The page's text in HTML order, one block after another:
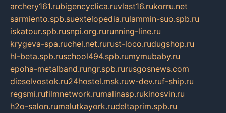
archery161.rubigencyclica.ruvlast16.rukorru.net
sarmiento.spb.suextelopedia.rulammin-suo.spb.ru
iskatour.spb.rusnpi.org.rurunning-line.ru
krygeva-spa.ruchel.net.rurust-loco.rudugshop.ru
hl-beta.spb.ruschool494.spb.rumymubaby.ru
epoha-metalband.rungr.spb.rurusgosnews.com
dieselvostok.ru24hostel.msk.ruw-dev.ruf-ship.ru
regsmi.rufilmnetwork.rumalinasp.rukinosvin.ru
h2o-salon.rumalutkayork.rudeltaprim.spb.ru